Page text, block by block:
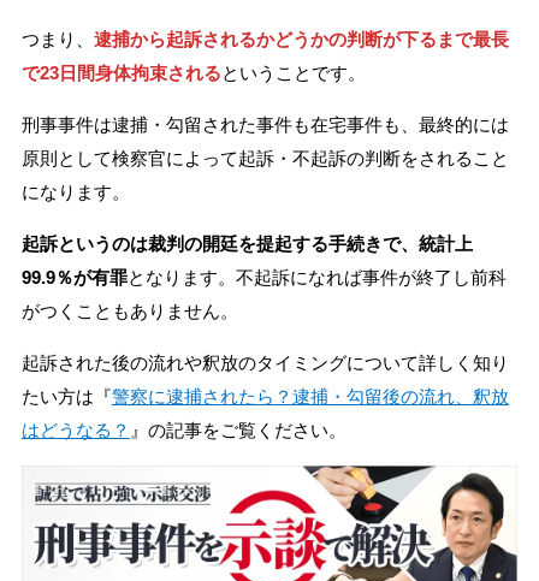
つまり、 逮捕から起訴されるかどうかの判断が下るまで最長
で23日間身体拘束されるということです。
刑事事件は逮捕・勾留された事件も在宅事件も、最終的には
原則として検察官によって起訴・不起訴の判断をされること
になります。
起訴というのは裁判の開廷を提起する手続きで、統計上
99.9％が有罪となります。不起訴になれば事件が終了し前科
がつくこともありません。
起訴された後の流れや釈放のタイミングについて詳しく知り
たい方は『警察に逮捕されたら？逮捕・勾留後の流れ、釈放
はどうなる？ 』の記事をご覧ください。